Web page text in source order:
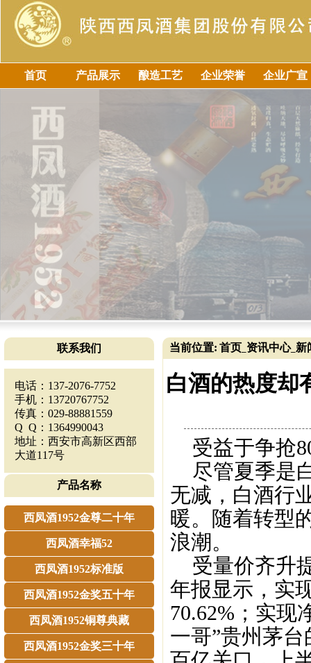
首页 产品展示 酿造工艺 企业荣誉 企业广宣
联系我们
电话：137-2076-7752
手机：13720767752
传真：029-88881559
Q Q：1364990043
地址：西安市高新区西部
大道117号
产品名称
西凤酒1952金尊二十年
西凤酒幸福52
西凤酒1952标准版
西凤酒1952金奖五十年
西凤酒1952铜尊典藏
西凤酒1952金奖三十年
当前位置: 首页 资讯中心_ 新
白酒的热度却
受益于争抢
尽管夏季是
无减，白酒行
暖。随着转型
浪潮。
受量价齐升
年报显示，实
70.62%；实现
一哥”贵州茅